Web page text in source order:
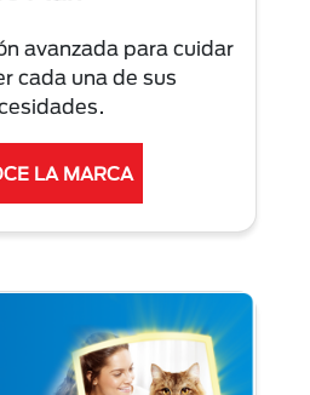
avanzada para cuidar
cada una de sus
LA MARCA